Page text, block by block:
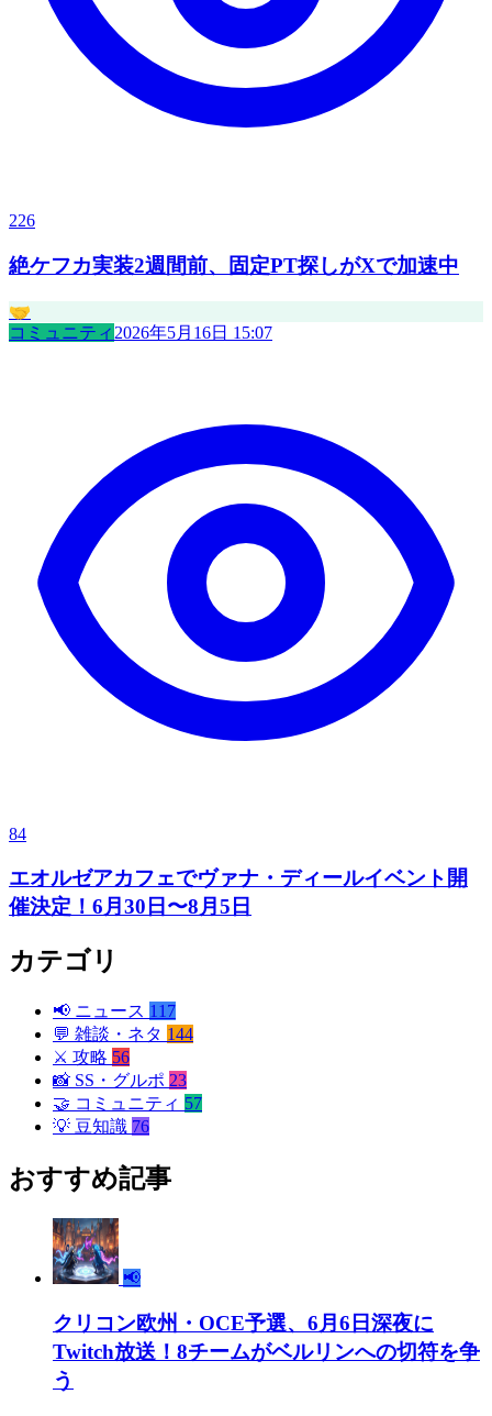
226
絶ケフカ実装2週間前、固定PT探しがXで加速中
🤝
コミュニティ 2026年5月16日 15:07
84
エオルゼアカフェでヴァナ・ディールイベント開
催決定！6月30日〜8月5日
カテゴリ
📢 ニュース 117
💬 雑談・ネタ 144
⚔️ 攻略 56
📸 SS・グルポ 23
🤝 コミュニティ 57
💡 豆知識 76
おすすめ記事
📢
クリコン欧州・OCE予選、6月6日深夜に
Twitch放送！8チームがベルリンへの切符を争
う